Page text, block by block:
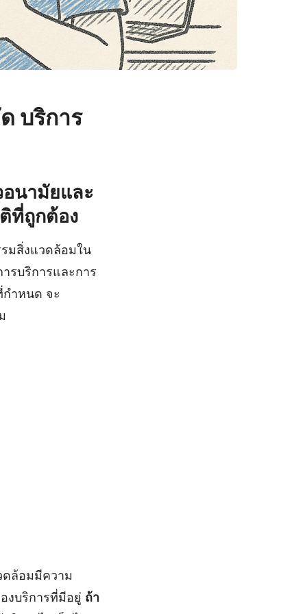
บริการ
นามัยและ
ที่ถูกต้อง
มสิ่งแวดล้อมใน
รบริการและการ
ำหนด จะ
ดล้อมมีความ
งบริการที่มีอยู่ ถ้า